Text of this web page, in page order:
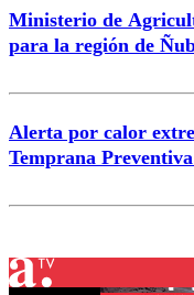
Ministerio de
para la región de
Alerta por calor
Temprana